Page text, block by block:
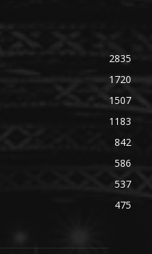
2835
1720
1507
1183
842
586
537
475